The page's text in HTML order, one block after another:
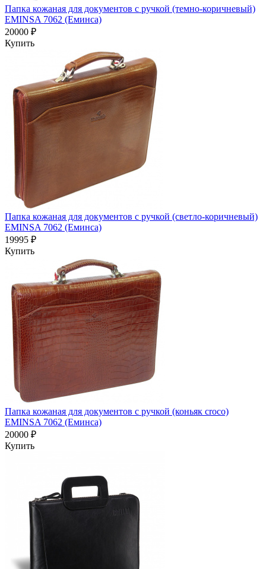
Папка кожаная для документов с ручкой (темно-коричневый)
EMINSA 7062 (Еминса)
20000 ₽
Купить
Папка кожаная для документов с ручкой (светло-коричневый)
EMINSA 7062 (Еминса)
19995 ₽
Купить
Папка кожаная для документов с ручкой (коньяк croco)
EMINSA 7062 (Еминса)
20000 ₽
Купить